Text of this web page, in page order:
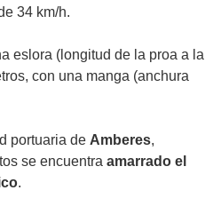
34 km/h.
eslora (longitud de la proa a la
con una manga (anchura
portuaria de Amberes,
se encuentra amarrado el
.